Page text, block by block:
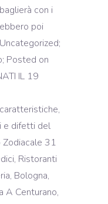
con i
poi
Posted on
IL 19
e difetti del
Zodiacale 31
Ristoranti
Bologna,
A Centurano,